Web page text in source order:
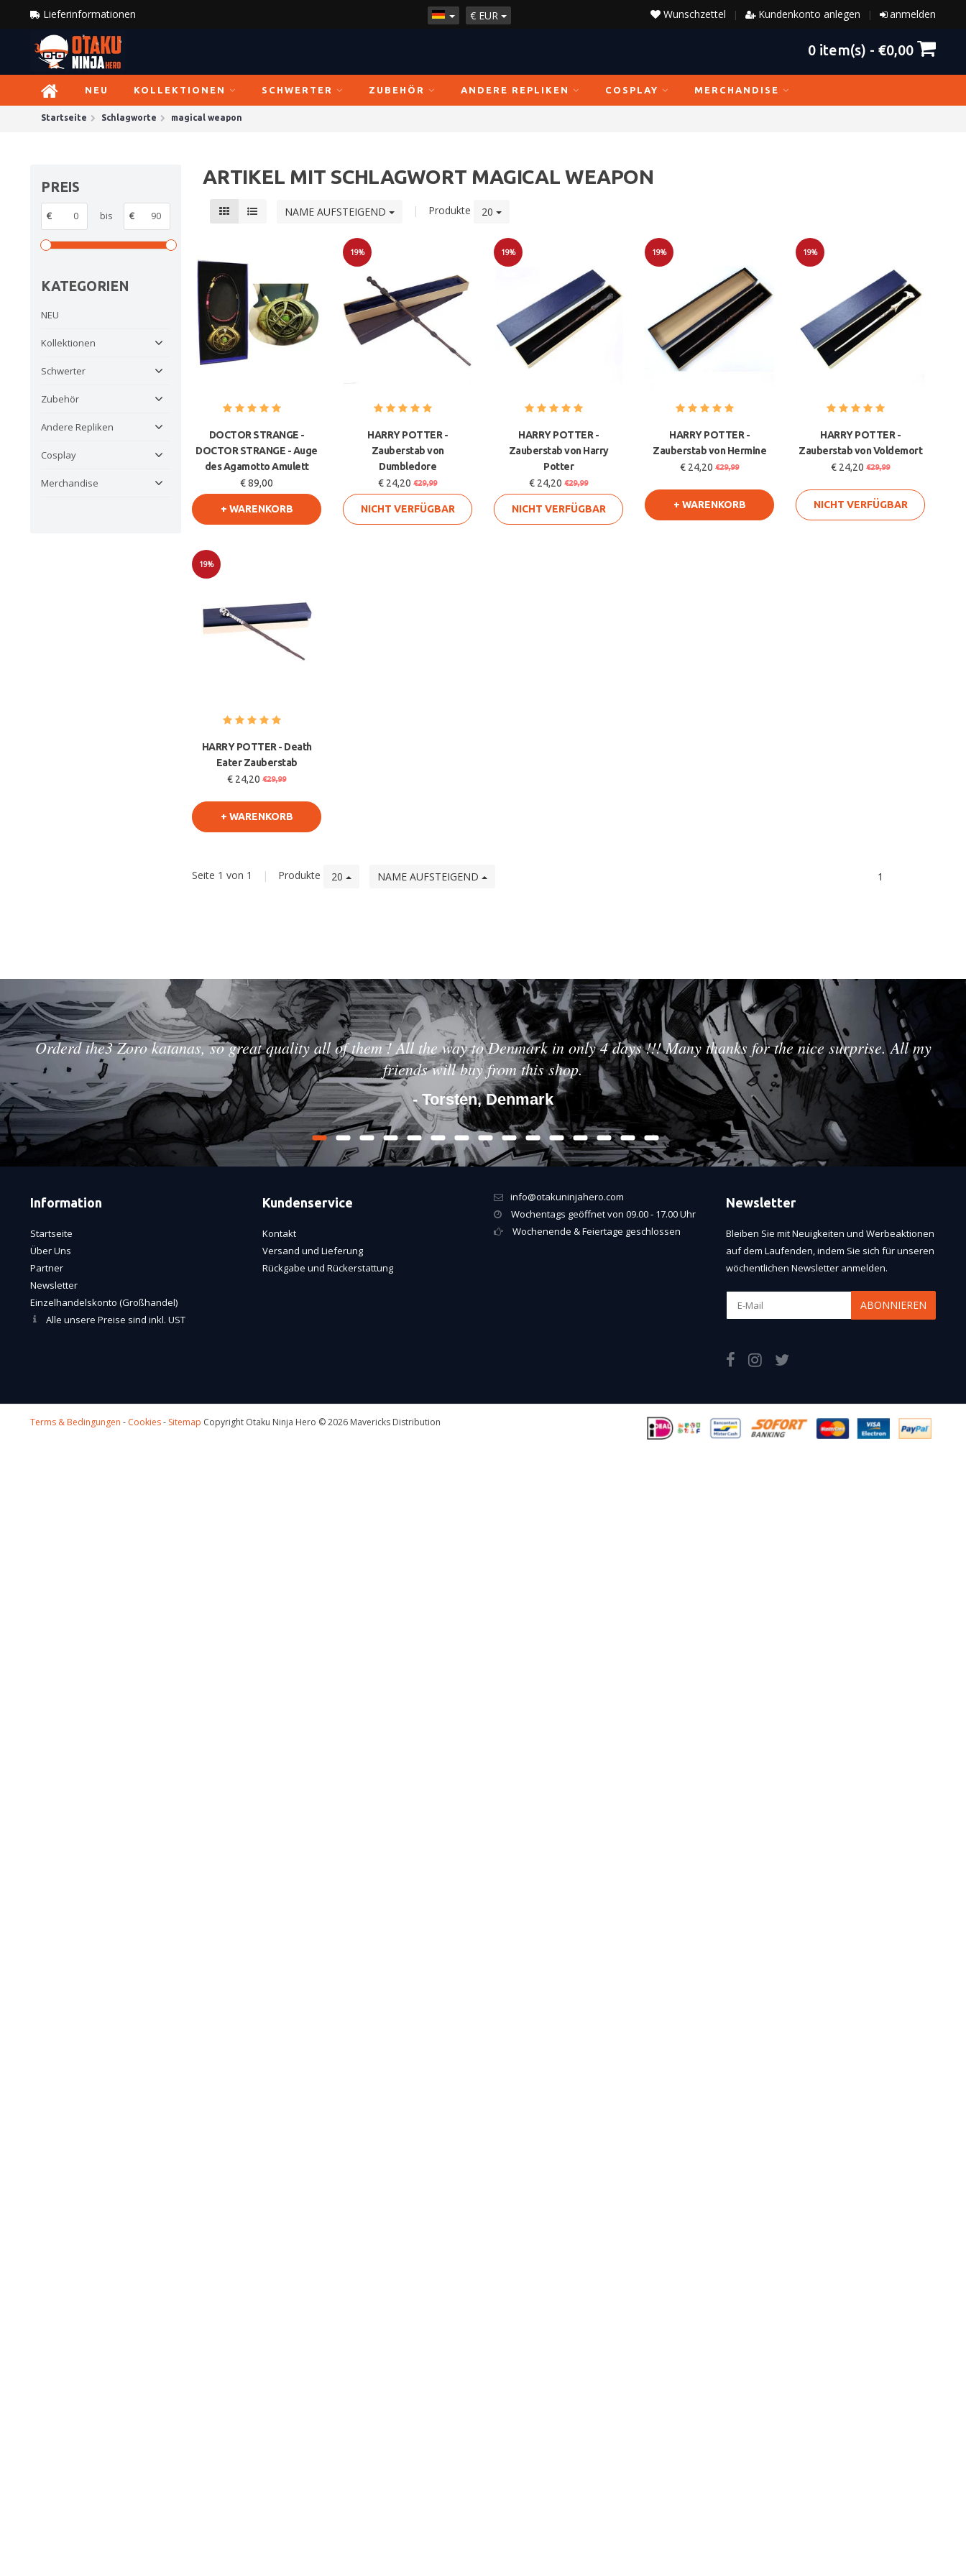
Lieferinformationen € EUR anmelden
|
Kundenkonto anlegen
|
Wunschzettel
0 item(s) - €0,00
NEU KOLLEKTIONEN SCHWERTER ZUBEHÖR ANDERE REPLIKEN COSPLAY MERCHANDISE
Startseite Schlagworte magical weapon
PREIS
€ bis €
KATEGORIEN
NEU
Kollektionen
Schwerter
Zubehör
Andere Repliken
Cosplay
Merchandise
ARTIKEL MIT SCHLAGWORT MAGICAL WEAPON
NAME AUFSTEIGEND | Produkte 20
DOCTOR STRANGE -
DOCTOR STRANGE - Auge
des Agamotto Amulett
€ 89,00
+ WARENKORB
19%
HARRY POTTER -
Zauberstab von
Dumbledore
€ 24,20 €29,99
NICHT VERFÜGBAR
19%
HARRY POTTER -
Zauberstab von Harry
Potter
€ 24,20 €29,99
NICHT VERFÜGBAR
19%
HARRY POTTER -
Zauberstab von Hermine
€ 24,20 €29,99
+ WARENKORB
19%
HARRY POTTER -
Zauberstab von Voldemort
€ 24,20 €29,99
NICHT VERFÜGBAR
19%
HARRY POTTER - Death
Eater Zauberstab
€ 24,20 €29,99
+ WARENKORB
Seite 1 von 1 | Produkte 20 NAME AUFSTEIGEND 1
Orderd the3 Zoro katanas, so great quality all of them ! All the way to Denmark in only 4 days !!! Many thanks for the nice surprise. All my
friends will buy from this shop.
- Torsten, Denmark
Information
Startseite
Über Uns
Partner
Newsletter
Einzelhandelskonto (Großhandel)
Alle unsere Preise sind inkl. UST
Kundenservice
Kontakt
Versand und Lieferung
Rückgabe und Rückerstattung
info@otakuninjahero.com
Wochentags geöffnet von 09.00 - 17.00 Uhr
Wochenende & Feiertage geschlossen
Newsletter
Bleiben Sie mit Neuigkeiten und Werbeaktionen
auf dem Laufenden, indem Sie sich für unseren
wöchentlichen Newsletter anmelden.
ABONNIEREN
Terms & Bedingungen - Cookies- Sitemap Copyright Otaku Ninja Hero © 2026 Mavericks Distribution